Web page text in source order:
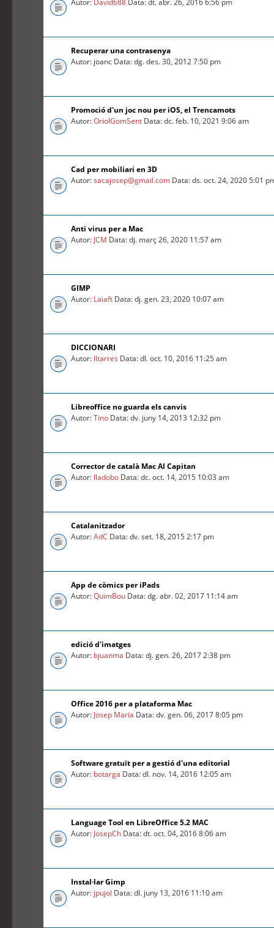
Autor: David688 Data: dt. abr. 26, 2016 6:56 pm
Recuperar una contrasenya
Autor: joanc Data: dg. des. 30, 2012 7:50 pm
Promoció d'un joc nou per iOS, el Trencamots
Autor:OriolGomSent Data: dc. feb. 10, 2021 9:06 am
Cad per mobiliari en 3D
Autor:sacajosep@gmail.com Data: ds. oct. 24, 2020 5:01
Anti virus per a Mac
Autor: JCM Data: dj. març 26, 2020 11:57 am
GIMP
Autor: Laiaft Data: dj. gen. 23, 2020 10:07 am
DICCIONARI
Autor: lltarres Data: dl. oct. 10, 2016 11:25 am
Libreoffice no guarda els canvis
Autor:Tino Data: dv. juny 14, 2013 12:32 pm
Corrector de català Mac Al Capitan
Autor: lladobo Data: dc. oct. 14, 2015 10:03 am
Catalanitzador
Autor:AdC Data: dv. set. 18, 2015 2:17 pm
App de còmics per iPads
Autor:QuimBou Data: dg. abr. 02, 2017 11:14 am
edició d'imatges
Autor: bjuanma Data: dj. gen. 26, 2017 2:38 pm
Office 2016 per a plataforma Mac
Autor: Josep Maria Data: dv. gen. 06, 2017 8:05 pm
Software gratuït per a gestió d'una editorial
Autor: botarga Data: dl. nov. 14, 2016 12:05 am
Language Tool en LibreOffice 5.2 MAC
Autor: JosepCh Data: dt. oct. 04, 2016 8:06 am
Instal·lar Gimp
Autor: jpujol Data: dl. juny 13, 2016 11:10 am